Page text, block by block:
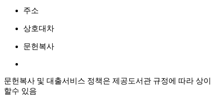
주소
상호대차
문헌복사
문헌복사 및 대출서비스 정책은 제공도서관 규정에 따라 상이
할수 있음